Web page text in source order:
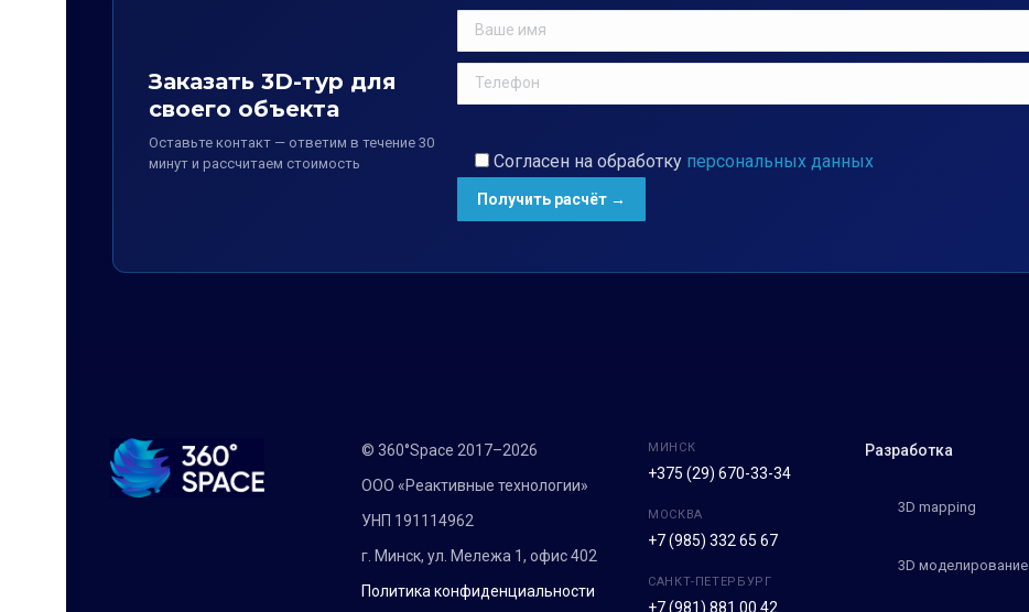
Заказать 3D-тур для
своего объекта
Оставьте контакт — ответим в течение 30
минут и рассчитаем стоимость
Согласен на обработку персональных данных
© 360°Space 2017–2026
ООО «Реактивные технологии»
УНП 191114962
г. Минск, ул. Мележа 1, офис 402
Политика конфиденциальности
МИНСК
+375 (29) 670-33-34
МОСКВА
+7 (985) 332 65 67
САНКТ-ПЕТЕРБУРГ
+7 (981) 881 00 42
Разработка
3D mapping
3D моделирование